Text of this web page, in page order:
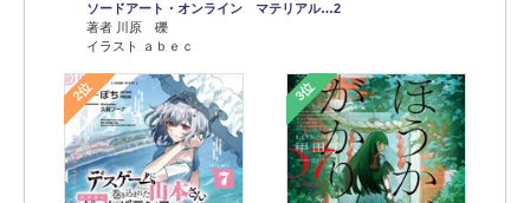
ソードアート・オンライン マテリアル…2
著者 川原 礫
イラスト ａｂｅｃ
2位 3位